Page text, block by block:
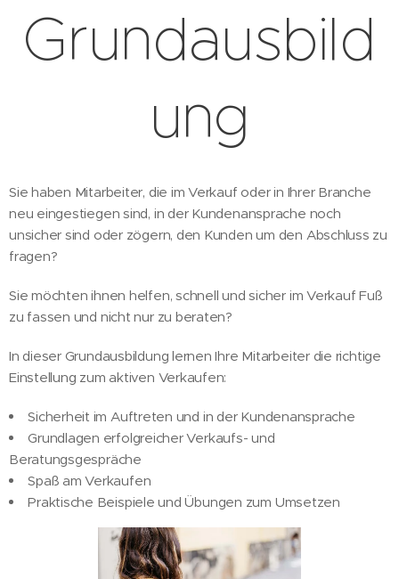
Grundausbild
ung
Sie haben Mitarbeiter, die im Verkauf oder in Ihrer Branche
neu eingestiegen sind, in der Kundenansprache noch
unsicher sind oder zögern, den Kunden um den Abschluss zu
fragen?
Sie möchten ihnen helfen, schnell und sicher im Verkauf Fuß
zu fassen und nicht nur zu beraten?
In dieser Grundausbildung lernen Ihre Mitarbeiter die richtige
Einstellung zum aktiven Verkaufen:
Sicherheit im Auftreten und in der Kundenansprache
Grundlagen erfolgreicher Verkaufs- und
Beratungsgespräche
Spaß am Verkaufen
Praktische Beispiele und Übungen zum Umsetzen